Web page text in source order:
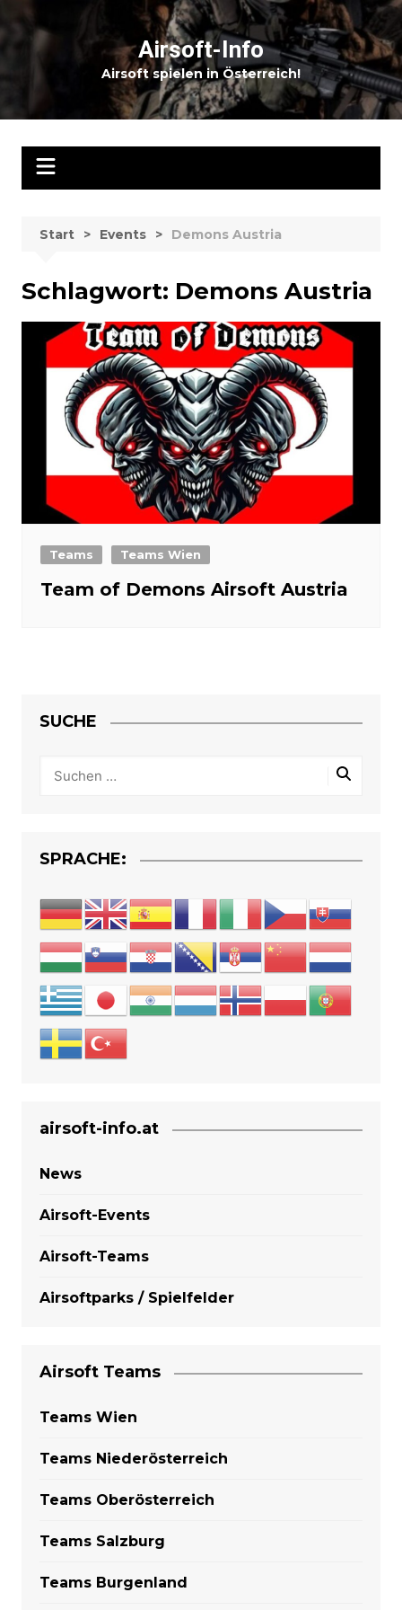
Inhalt
springen
Airsoft-Info
Airsoft spielen in Österreich!
Start Events Demons Austria
Schlagwort: Demons Austria
Teams Teams Wien
Team of Demons Airsoft Austria
SUCHE
SPRACHE:
airsoft-info.at
News
Airsoft-Events
Airsoft-Teams
Airsoftparks / Spielfelder
Airsoft Teams
Teams Wien
Teams Niederösterreich
Teams Oberösterreich
Teams Salzburg
Teams Burgenland